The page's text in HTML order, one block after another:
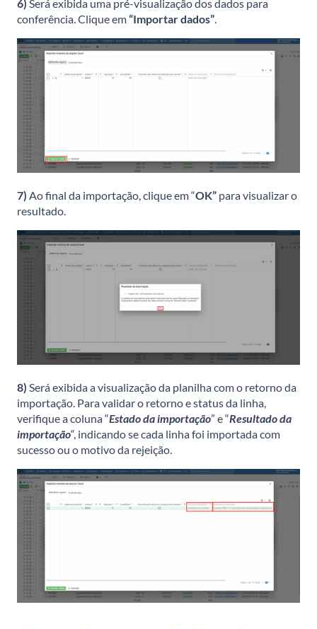
6) Será exibida uma pré-visualização dos dados para
conferência. Clique em“Importar dados”.
7) Ao final da importação, clique em “OK” para visualizar o
resultado.
8) Será exibida a visualização da planilha com o retorno da
importação. Para validar o retorno e status da linha,
verifique a coluna “Estado da importação” e “Resultado da
importação“, indicando se cada linha foi importada com
sucesso ou o motivo da rejeição.